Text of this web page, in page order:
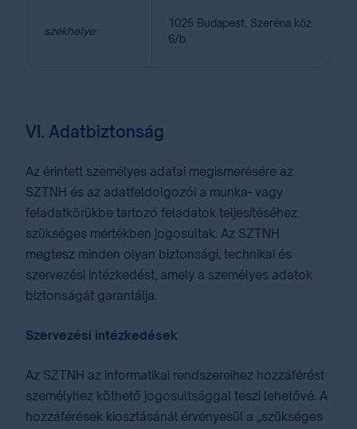
székhelye:
1025 Budapest, Szeréna köz
6/b.
VI. Adatbiztonság
Az érintett személyes adatai megismerésére az
SZTNH és az adatfeldolgozói a munka- vagy
feladatkörükbe tartozó feladatok teljesítéséhez
szükséges mértékben jogosultak. Az SZTNH
megtesz minden olyan biztonsági, technikai és
szervezési intézkedést, amely a személyes adatok
biztonságát garantálja.
Szervezési intézkedések
Az SZTNH az informatikai rendszereihez hozzáférést
személyhez köthető jogosultsággal teszi lehetővé. A
hozzáférések kiosztásánál érvényesül a „szükséges